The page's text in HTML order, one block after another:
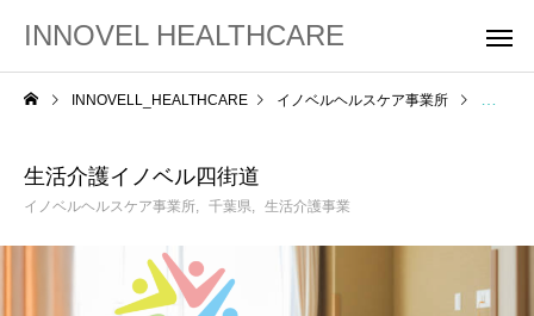
INNOVEL HEALTHCARE
INNOVELL_HEALTHCARE イノベルヘルスケア事業所 生活介
生活介護イノベル四街道
イノベルヘルスケア事業所 千葉県 生活介護事業